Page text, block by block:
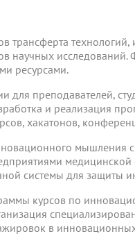
трансферта
научных
ресурсами.
для преподавателей,
и реализация
хакатонов,
мышления
медицинской
системы для защиты
курсов по
в